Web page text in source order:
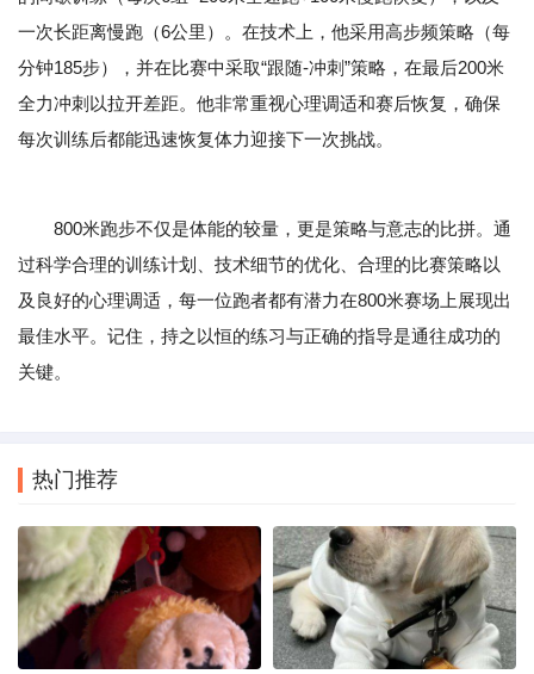
一次长距离慢跑（6公里）。在技术上，他采用高步频策略（每
分钟185步），并在比赛中采取“跟随-冲刺”策略，在最后200米
全力冲刺以拉开差距。他非常重视心理调适和赛后恢复，确保
每次训练后都能迅速恢复体力迎接下一次挑战。
800米跑步不仅是体能的较量，更是策略与意志的比拼。通
过科学合理的训练计划、技术细节的优化、合理的比赛策略以
及良好的心理调适，每一位跑者都有潜力在800米赛场上展现出
最佳水平。记住，持之以恒的练习与正确的指导是通往成功的
关键。
热门推荐